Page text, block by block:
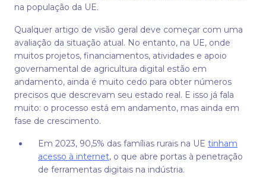
na população da UE.
Qualquer artigo de visão geral deve começar com uma
avaliação da situação atual. No entanto, na UE, onde
muitos projetos, financiamentos, atividades e apoio
governamental de agricultura digital estão em
andamento, ainda é muito cedo para obter números
precisos que descrevam seu estado real. E isso já fala
muito: o processo está em andamento, mas ainda em
fase de crescimento.
Em 2023, 90,5% das famílias rurais na UE tinham
acesso à internet, o que abre portas à penetração
de ferramentas digitais na indústria.